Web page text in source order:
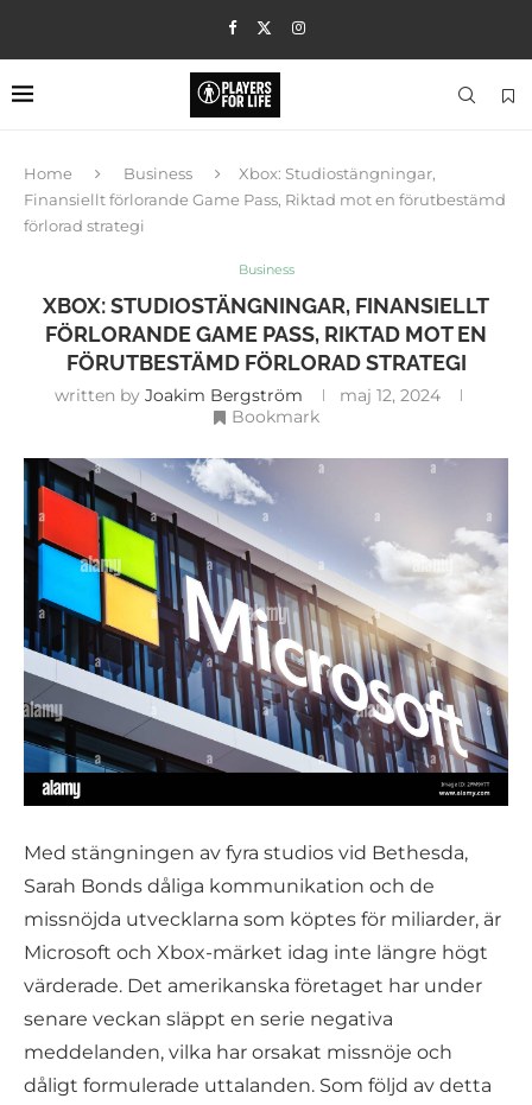
Home Business
Xbox: Studiostängningar,
Finansiellt förlorande Game Pass, Riktad mot en förutbestämd
förlorad strategi
Business
XBOX: STUDIOSTÄNGNINGAR, FINANSIELLT
FÖRLORANDE GAME PASS, RIKTAD MOT EN
FÖRUTBESTÄMD FÖRLORAD STRATEGI
written by Joakim Bergström
maj 12, 2024
Bookmark
Med stängningen av fyra studios vid Bethesda,
Sarah Bonds dåliga kommunikation och de
missnöjda utvecklarna som köptes för miliarder, är
Microsoft och Xbox-märket idag inte längre högt
värderade. Det amerikanska företaget har under
senare veckan släppt en serie negativa
meddelanden, vilka har orsakat missnöje och
dåligt formulerade uttalanden. Som följd av detta